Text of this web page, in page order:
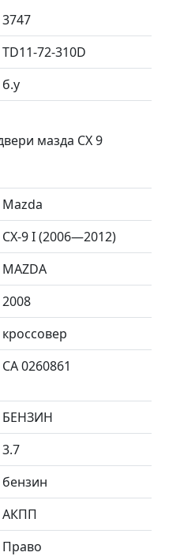
3747
TD11-72-310D
б.у
мазда CX 9
Mazda
CX-9 I (2006—2012)
MAZDA
2008
кроссовер
CA 0260861
БЕНЗИН
3.7
бензин
АКПП
Право